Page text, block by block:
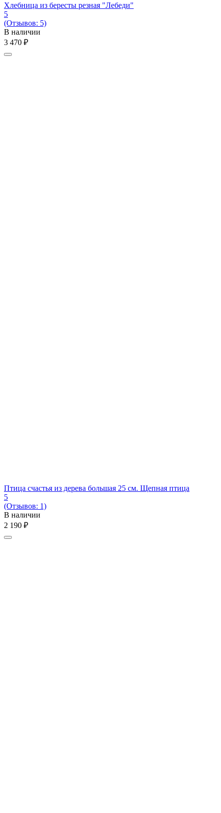
Хлебница из бересты резная "Лебеди"
5
(Отзывов: 5)
В наличии
3 470 ₽
Птица счастья из дерева большая 25 см. Щепная птица
5
(Отзывов: 1)
В наличии
2 190 ₽